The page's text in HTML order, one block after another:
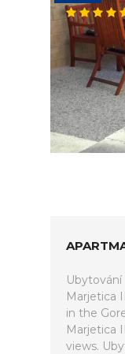
Marjetica
in the
Marjetica
views.